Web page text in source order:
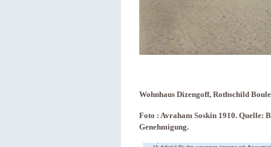
Wohnhaus Dizengoff, Rothschild
Foto : Avraham Soskin 1910. Quelle:
Genehmigung.